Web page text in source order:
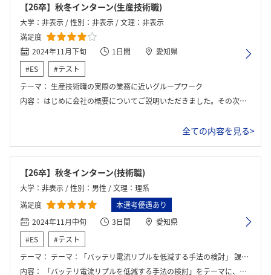
【26卒】秋冬インターン(生産技術職)
大学：非表示 / 性別：非表示 / 文理：非表示
満足度
2024年11月下旬
1日間
愛知県
#ES
#テスト
テーマ： 生産技術職の実際の業務に近いグループワーク
内容： はじめに会社の概要についてご説明いただきました。その次に生産技術職の業務に近い内容のグループワークを行いました。最後に座談会が行われました。
全ての内容を見る>
【26卒】秋冬インターン(技術職)
大学：非表示 / 性別：男性 / 文理：理系
満足度
本選考優遇あり
2024年11月中旬
3日間
愛知県
#ES
#テスト
テーマ： テーマ：「バッテリ電流リプルを低減する手法の検討」 課題：シミュレーションを用いて各手法の低減効果を確認し、メリット・デメリットを整理する。
内容：
「バッテリ電流リプルを低減する手法の検討」をテーマに、シミュレーションを用いた検討を行った。初日は参加者同士の自己紹介を行い、バッテリ電流リプルの低減方法やその着眼点を整理した。2日目には、MATLABを用いて各対策の効果をシミュレーションし、メリット・デメリットを分析。3日目には、得られた結果をスライドにまとめ、社員のフィードバックを受けながら発表準備を進めた。最終的に、各グループが発表を行い、インターン全体を通じての学びを共有した。